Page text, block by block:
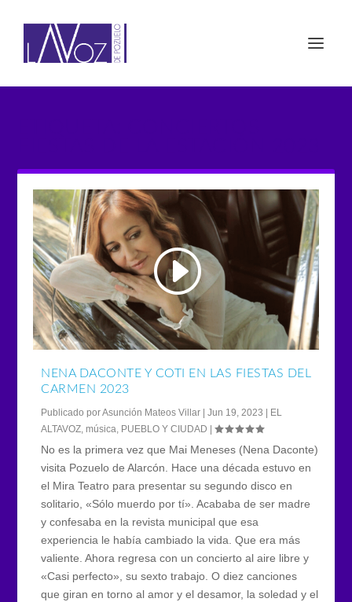
NENA DACONTE Y COTI EN LAS FIESTAS DEL
CARMEN 2023
Publicado porAsunción Mateos Villar |Jun 19, 2023
EL
ALTAVOZ,música, PUEBLO Y CIUDAD |
No es la primera vez que Mai Meneses (Nena Daconte)
visita Pozuelo de Alarcón. Hace una década estuvo en
el Mira Teatro para presentar su segundo disco en
solitario, «Sólo muerdo por tí». Acababa de ser madre
y confesaba en la revista municipal que esa
experiencia le había cambiado la vida. Que era más
valiente. Ahora regresa con un concierto al aire libre y
«Casi perfecto», su sexto trabajo. O diez canciones
que giran en torno al amor y el desamor, la soledad y el